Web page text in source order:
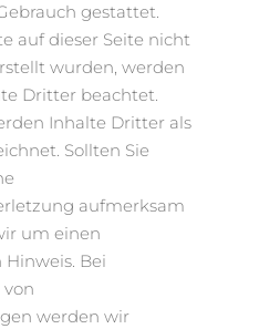
gestattet.
auf dieser Seite nicht
wurden, werden
Dritter beachtet.
Inhalte Dritter als
Sollten Sie
aufmerksam
um einen
Bei
werden wir